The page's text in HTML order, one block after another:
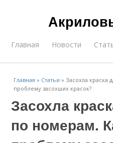
Главная Новости
Главная » Статьи »Засохла краска
проблему засохших красок?
Засохла
по номерам.